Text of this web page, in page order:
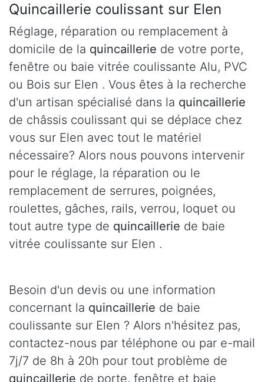
Quincaillerie coulissant sur Elen
Réglage, réparation ou remplacement à
domicile de la quincaillerie de votre porte,
fenêtre ou baie vitrée coulissante Alu, PVC
ou Bois sur Elen . Vous êtes à la recherche
d'un artisan spécialisé dans la quincaillerie
de châssis coulissant qui se déplace chez
vous sur Elen avec tout le matériel
nécessaire? Alors nous pouvons intervenir
pour le réglage, la réparation ou le
remplacement de serrures, poignées,
roulettes, gâches, rails, verrou, loquet ou
tout autre type de quincaillerie de baie
vitrée coulissante sur Elen .
Besoin d'un devis ou une information
concernant la quincaillerie de baie
coulissante sur Elen ? Alors n'hésitez pas,
contactez-nous par téléphone ou par e-mail
7j/7 de 8h à 20h pour tout problème de
quincaillerie de porte, fenêtre et baie